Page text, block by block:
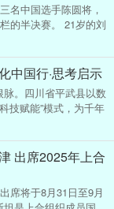
名中国选手陈圆将，
的半决赛。 21岁的刘
中国行·思考启示
。四川省平武县以数
技赋能”模式，为千年
出席2025年上合
席将于8月31日至9月